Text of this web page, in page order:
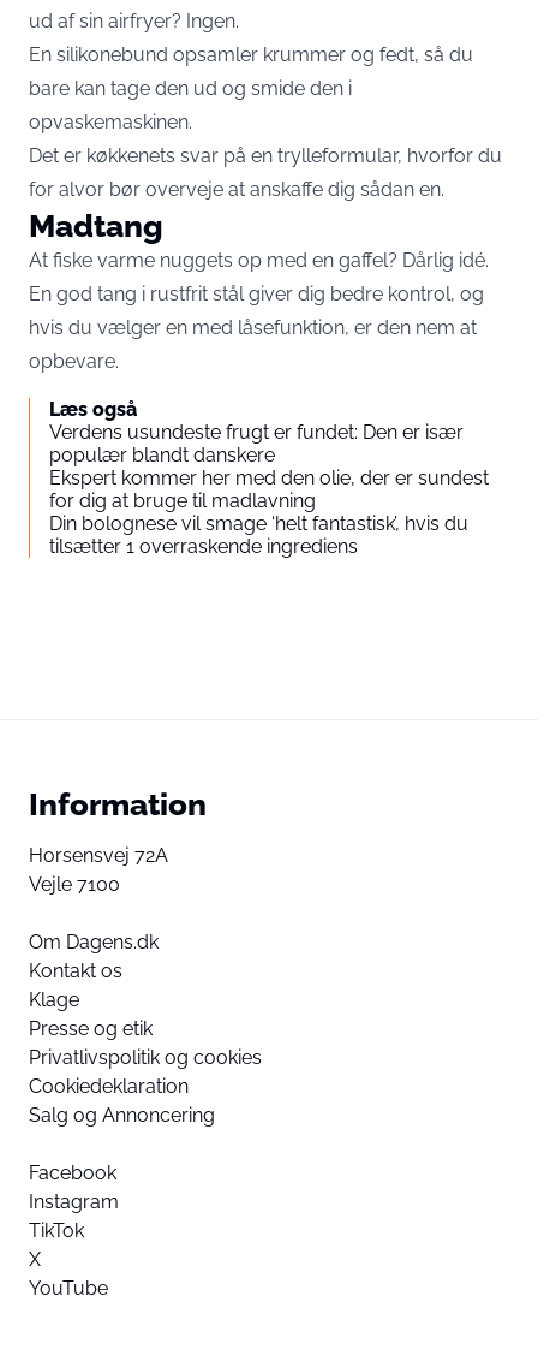
ud af sin airfryer? Ingen.
En silikonebund opsamler krummer og fedt, så du
bare kan tage den ud og smide den i
opvaskemaskinen.
Det er køkkenets svar på en trylleformular, hvorfor du
for alvor bør overveje at anskaffe dig sådan en.
Madtang
At fiske varme nuggets op med en gaffel? Dårlig idé.
En god tang i rustfrit stål giver dig bedre kontrol, og
hvis du vælger en med låsefunktion, er den nem at
opbevare.
Læs også
Verdens usundeste frugt er fundet: Den er især
populær blandt danskere
Ekspert kommer her med den olie, der er sundest
for dig at bruge til madlavning
Din bolognese vil smage ‘helt fantastisk’, hvis du
tilsætter 1 overraskende ingrediens
Information
Horsensvej 72A
Vejle 7100
Om Dagens.dk
Kontakt os
Klage
Presse og etik
Privatlivspolitik og cookies
Cookiedeklaration
Salg og Annoncering
Facebook
Instagram
TikTok
X
YouTube